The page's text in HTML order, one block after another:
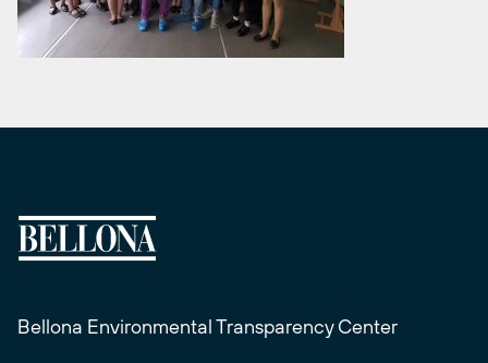
Bellona Environmental Transparency Center